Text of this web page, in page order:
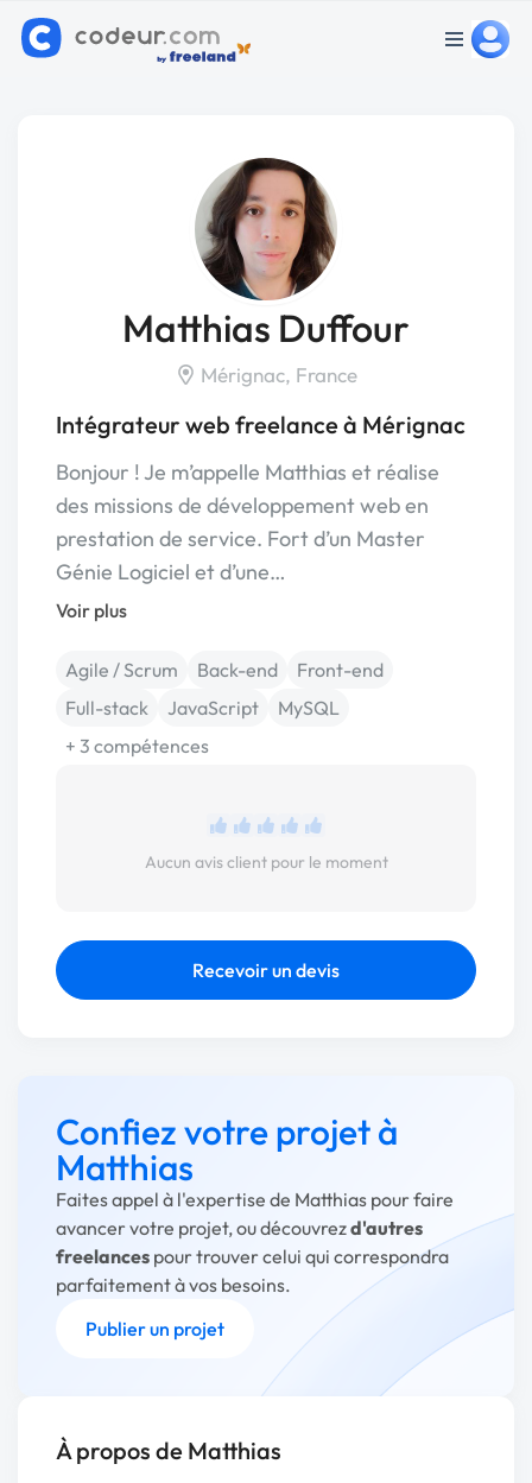
Matthias Duffour
Mérignac, France
Intégrateur web freelance à Mérignac
Bonjour ! Je m’appelle Matthias et réalise
des missions de développement web en
prestation de service. Fort d’un Master
Génie Logiciel et d’une…
Voir plus
Agile / Scrum Back-end
Front-end
Full-stack
JavaScript
MySQL
+ 3 compétences
Aucun avis client pour le moment
Recevoir un devis
Confiez votre projet à
Matthias
Faites appel à l'expertise de Matthias pour faire
avancer votre projet, ou découvrezd'autres
freelances pour trouver celui qui correspondra
parfaitement à vos besoins.
Publier un projet
À propos de Matthias